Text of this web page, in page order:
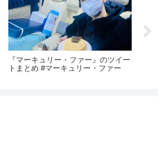
『マーキュリー・ファー』のツイー
トまとめ #マーキュリー・ファー